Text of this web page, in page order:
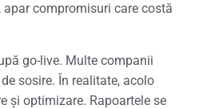
compromisuri care costă
go-live. Multe companii
sosire. În realitate, acolo
și optimizare. Rapoartele se